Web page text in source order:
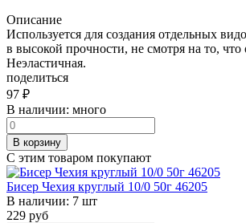
Описание
Используется для создания отдельных
в высокой прочности, не смотря на то,
Неэластичная.
поделиться
97 ₽
В наличии: много
В корзину
С этим товаром покупают
Бисер Чехия круглый 10/0 50г 46205
В наличии: 7 шт
229 руб